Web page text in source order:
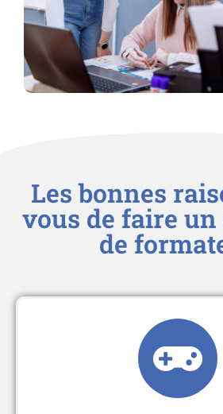
Les bonnes
vous de faire
de